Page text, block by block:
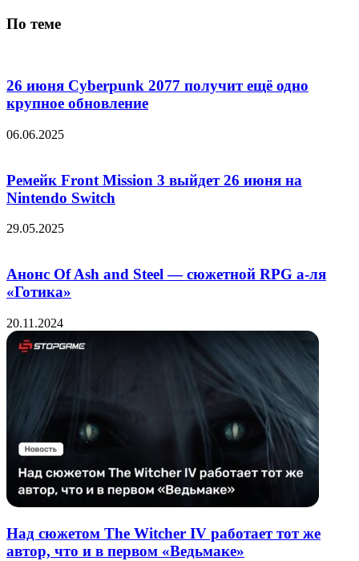
По теме
26 июня Cyberpunk 2077 получит ещё одно
крупное обновление
06.06.2025
Ремейк Front Mission 3 выйдет 26 июня на
Nintendo Switch
29.05.2025
Анонс Of Ash and Steel — сюжетной RPG а-ля
«Готика»
20.11.2024
Над сюжетом The Witcher IV работает тот же
автор, что и в первом «Ведьмаке»